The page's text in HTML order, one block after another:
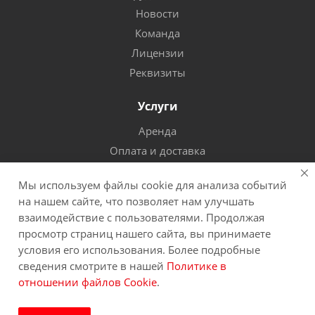
Новости
Команда
Лицензии
Реквизиты
Услуги
Аренда
Оплата и доставка
Обучение специалистов
Информация
Скачать каталог
Статьи
Положение об обработке данных
Политика конфиденциальности
Мы используем файлы cookie для анализа событий
на нашем сайте, что позволяет нам улучшать
взаимодействие с пользователями. Продолжая
просмотр страниц нашего сайта, вы принимаете
условия его использования. Более подробные
сведения смотрите в нашей Политике в
отношении файлов Cookie.